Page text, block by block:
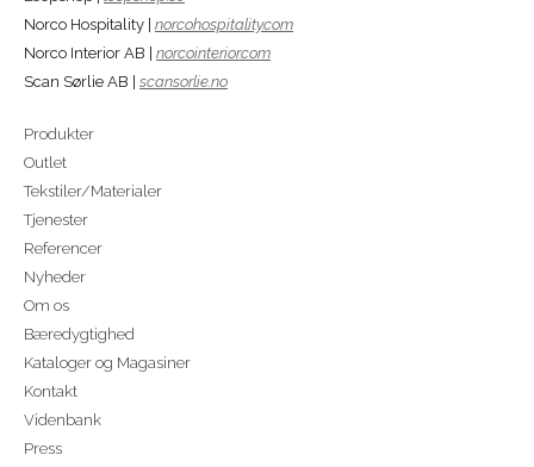
Norco Hospitality | norcohospitality.com
Norco Interior AB | norcointerior.com
Scan Sørlie AB | scansorlie.no
Produkter
Outlet
Tekstiler/Materialer
Tjenester
Referencer
Nyheder
Om os
Bæredygtighed
Kataloger og Magasiner
Kontakt
Videnbank
Press